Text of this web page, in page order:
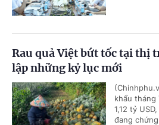
Rau quả Việt bứt tốc tại thị
lập những kỷ lục mới
khẩu
1,12 tỷ
đang